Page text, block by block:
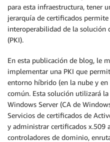
para esta infraestructura, tener
jerarquía de certificados
interoperabilidad de la solución
(PKI).
En esta publicación de blog, le
implementar una PKI que
entorno híbrido (en la nube y
común. Esta solución utilizará
Windows Server (CA de
Servicios de certificados de
y administrar certificados x.509
controladores de dominio,